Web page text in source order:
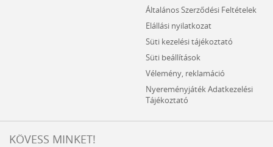
Általános Szerződési Feltételek
Elállási nyilatkozat
Süti kezelési tájékoztató
Süti beállítások
Vélemény, reklamáció
Nyereményjáték Adatkezelési
Tájékoztató
KÖVESS MINKET!